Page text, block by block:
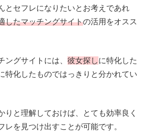
とセフレになりたいとお考えであれ
したマッチングサイトの活用をオスス
ングサイトには、 彼女探しに特化した
特化したものではっきりと分かれてい
りと理解しておけば、とても効率良く
レを見つけ出すことが可能です。